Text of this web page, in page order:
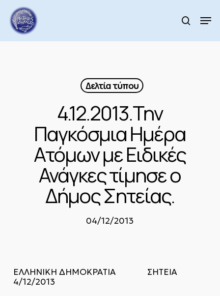
main
content
search
Δελτία τύπου
4.12.2013.Την
Παγκόσμια Ημέρα
Ατόμων με Ειδικές
Ανάγκες τίμησε ο
Δήμος Σητείας.
04/12/2013
ΕΛΛΗΝΙΚΗ ΔΗΜΟΚΡΑΤΙΑ ΣΗΤΕΙΑ
4/12/2013
Menu